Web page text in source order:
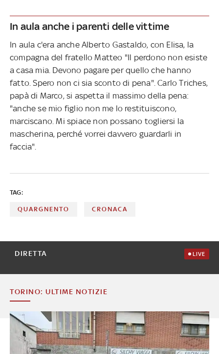
In aula anche i parenti delle vittime
In aula c'era anche Alberto Gastaldo, con Elisa, la
compagna del fratello Matteo "Il perdono non esiste
a casa mia. Devono pagare per quello che hanno
fatto. Spero non ci sia sconto di pena". Carlo Triches,
papà di Marco, si aspetta il massimo della pena:
"anche se mio figlio non me lo restituiscono,
marciscano. Mi spiace non possano togliersi la
mascherina, perché vorrei davvero guardarli in
faccia".
TAG:
QUARGNENTO CRONACA
DIRETTA LIVE
TORINO: ULTIME NOTIZIE